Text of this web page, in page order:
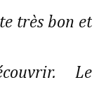
très bon et
Le